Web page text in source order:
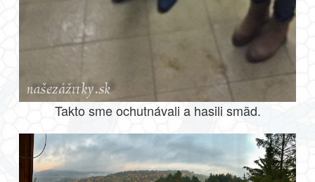
Takto sme ochutnávali a hasili smäd.